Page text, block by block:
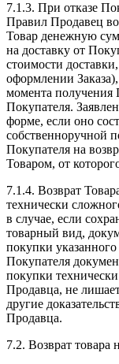
7.1.3. При отказе
Правил Продавец
Товар денежную
на доставку от
стоимости
оформлении
момента получения
Покупателя.
форме, если оно
собственноручной
Покупателя на
Товаром, от
7.1.4. Возврат
технически
в случае, если
товарный вид,
покупки
Покупателя
покупки
Продавца, не
другие
Продавца.
7.2. Возврат товара